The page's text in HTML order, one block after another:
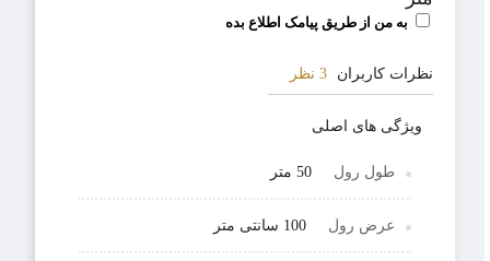
به من از طریق پیامک اطلاع بده
نظرات کاربران 3 نظر
ویژگی های اصلی
طول رول 50 متر
عرض رول 100 سانتی متر